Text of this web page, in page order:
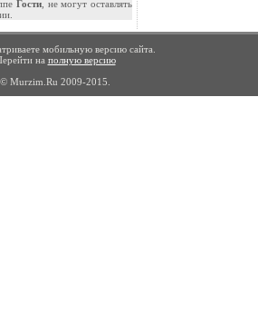
Гости, не могут оставлять
мобильную версию сайта.
на полную версию
© Murzim.Ru 2009-2015.